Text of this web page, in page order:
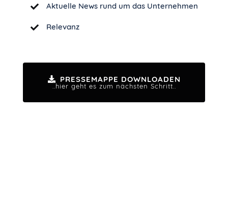
Aktuelle News rund um das Unternehmen
Relevanz
PRESSEMAPPE DOWNLOADEN
..hier geht es zum nächsten Schritt..